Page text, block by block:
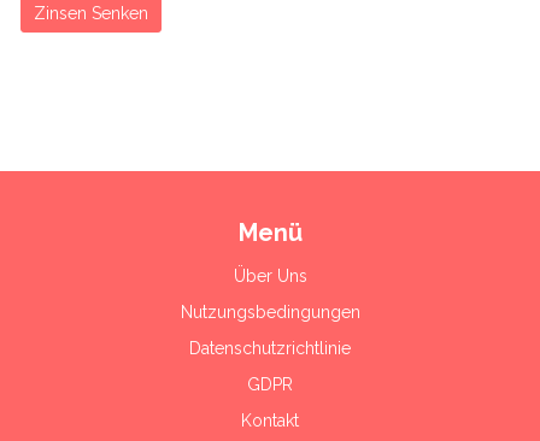
Zinsen Senken
Menü
Über Uns
Nutzungsbedingungen
Datenschutzrichtlinie
GDPR
Kontakt